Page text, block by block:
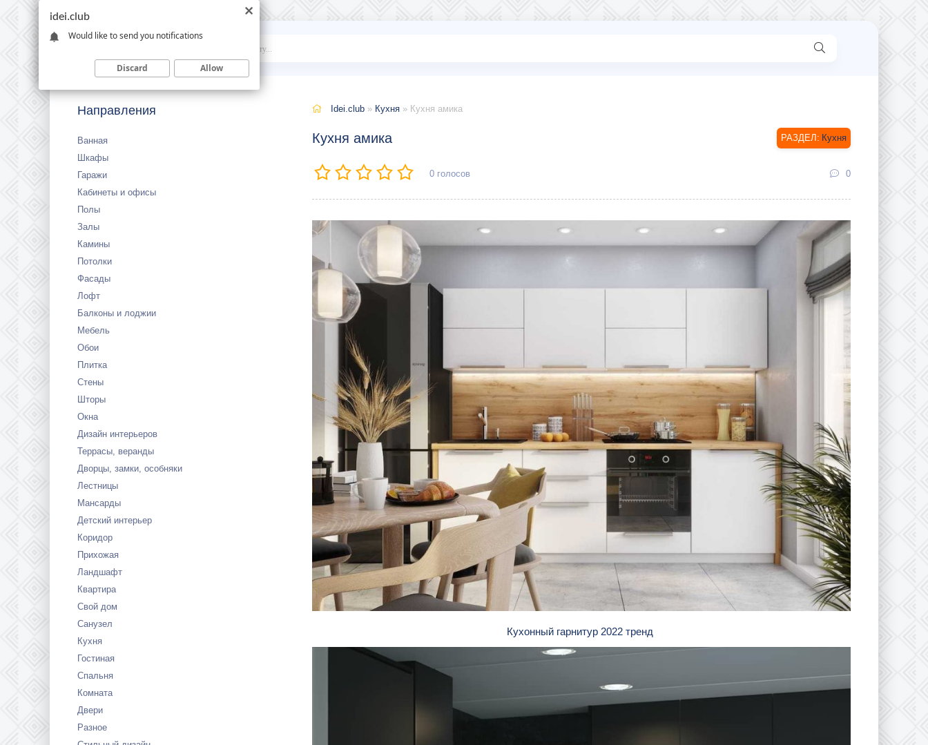
Idei
Направления
Ванная
Шкафы
Гаражи
Кабинеты и офисы
Полы
Залы
Камины
Потолки
Фасады
Лофт
Балконы и лоджии
Мебель
Обои
Плитка
Стены
Шторы
Окна
Дизайн интерьеров
Террасы, веранды
Дворцы, замки, особняки
Лестницы
Мансарды
Детский интерьер
Коридор
Прихожая
Ландшафт
Квартира
Свой дом
Санузел
Кухня
Гостиная
Спальня
Комната
Двери
Разное
Idei.club » Кухня » Кухня амика
Кухня амика Кухня
0 голосов 0
Кухонный гарнитур 2022 тренд
idei.club
Would like to send you notifications
Discard Allow